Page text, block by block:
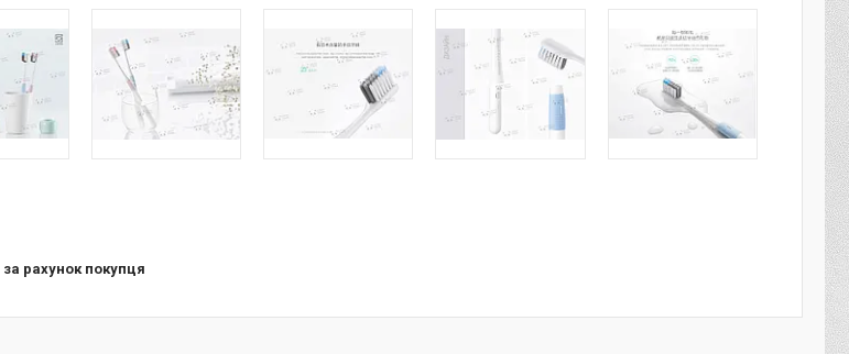
за рахунок покупця